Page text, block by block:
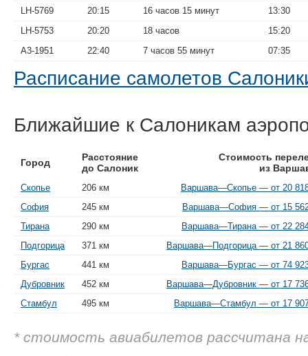
LH-5769
20:15 16 часов 15 минут
13:30
LH-5753
20:20 18 часов
15:20
A3-1951
22:40 7 часов 55 минут 07:35
Расписание самолетов
Ближайшие к Салоникам
Город
Расстояние
до Салоник
Стоимость
из
Скопье 206 км
Варшава—Скопье — от 20
София
245 км
Варшава—София — от 15
Тирана
290 км
Варшава—Тирана — от 22
Подгорица
371 км
Варшава—Подгорица — от 21
Бургас
441 км
Варшава—Бургас — от 74
Дубровник
452 км
Варшава—Дубровник — от 17
Стамбул
495 км Варшава—Стамбул — от 17
* стоимость авиабилетов рассчитана